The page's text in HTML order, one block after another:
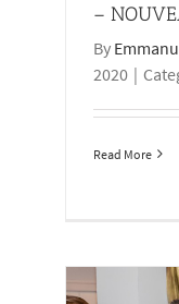
–
By
2020 |
Read More